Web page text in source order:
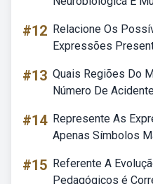
#12 Relacione Os
Expressões
#13 Quais Regiões Do
Número De
#14 Represente As
Apenas Símbolos
#15 Referente A
Pedagógicos é